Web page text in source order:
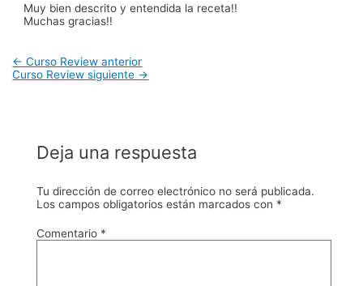
Muy bien descrito y entendida la receta!!
Muchas gracias!!
Navegación
de
← Curso Review anterior
Curso Review siguiente →
Deja una respuesta
Tu dirección de correo electrónico no será publicada.
Los campos obligatorios están marcados con *
Comentario *